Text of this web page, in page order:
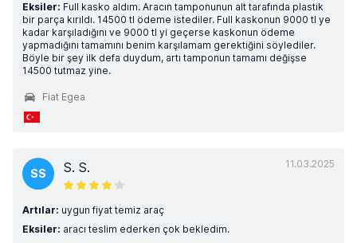
Eksiler: Full kasko aldım. Aracın tamponunun alt tarafında plastik
bir parça kırıldı. 14500 tl ödeme istediler. Full kaskonun 9000 tl ye
kadar karşıladığını ve 9000 tl yi geçerse kaskonun ödeme
yapmadığını tamamını benim karşılamam gerektiğini söylediler.
Böyle bir şey ilk defa duydum, artı tamponun tamamı değişse
14500 tutmaz yine.
Fiat Egea
11.03.2025
SS S. S.
Artılar: uygun fiyat temiz araç
Eksiler: aracı teslim ederken çok bekledim.